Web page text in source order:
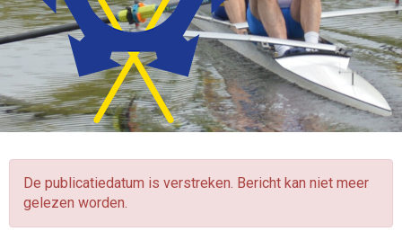
De publicatiedatum is verstreken. Bericht kan niet meer
gelezen worden.